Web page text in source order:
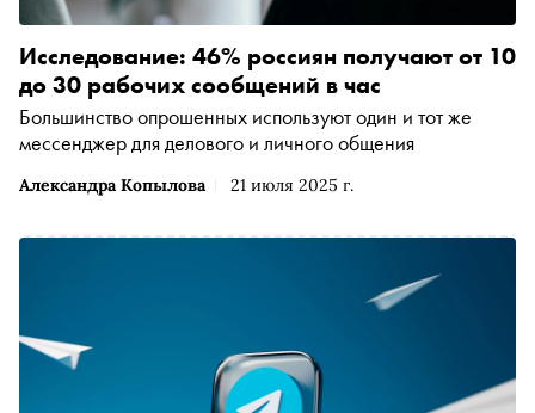
Александра Копылова 21 июля 2025 г.
Исследование: 46% россиян получают от 10
до 30 рабочих сообщений в час
Большинство опрошенных используют один и тот же
мессенджер для делового и личного общения